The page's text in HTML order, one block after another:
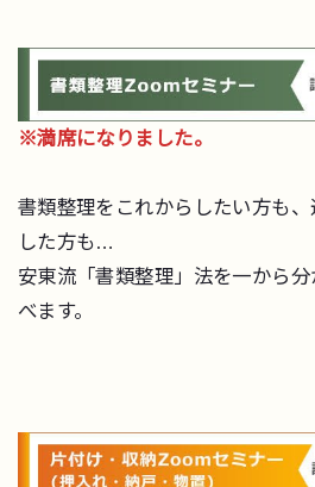
※満席になりました。
書類整理をこれからしたい方も
した方も…
安東流「書類整理」法を一から
べます。